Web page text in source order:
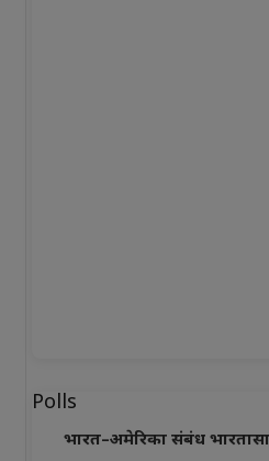
Polls
भारत–अमेरिका संबंध